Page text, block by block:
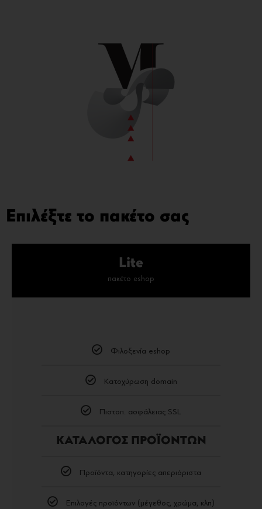
Επιλέξτε το πακέτο σας
Lite
πακέτο eshop
Φιλοξενία eshop
Κατοχύρωση domain
Πιστοπ. ασφάλειας SSL
ΚΑΤΑΛΟΓΟΣ ΠΡΟΪΟΝΤΩΝ
Προϊόντα, κατηγορίες απεριόριστα
Επιλογές προϊόντων (μέγεθος, χρώμα, κλπ)